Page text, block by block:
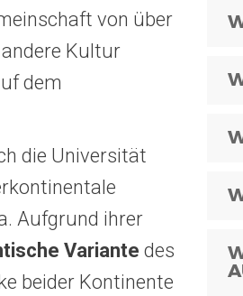
von über
Kultur
dem
die Universität
Aufgrund ihrer
Variante des
beider Kontinente